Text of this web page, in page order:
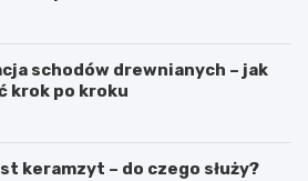
schodów drewnianych – jak
krok po kroku
keramzyt – do czego służy?